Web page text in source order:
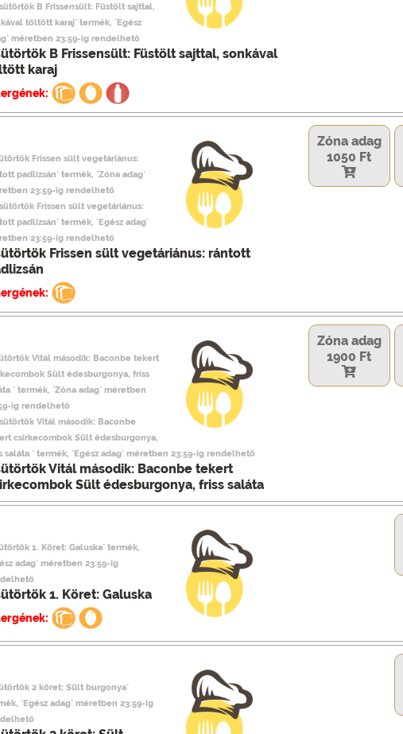
B Frissensült: Füstölt sajttal,
töltött karaj` termék, `Egész
méretben 23:59-ig rendelhető
B Frissensült: Füstölt sajttal, sonkával
karaj
Frissen sült vegetáriánus:
padlizsán` termék, `Zóna adag`
23:59-ig rendelhető
Frissen sült vegetáriánus:
padlizsán` termék, `Egész adag`
23:59-ig rendelhető
Frissen sült vegetáriánus: rántott
Zóna adag
1050 Ft
Vitál második: Baconbe tekert
Sült édesburgonya, friss
` termék, `Zóna adag` méretben
ig rendelhető
Vitál második: Baconbe
csirkecombok Sült édesburgonya,
saláta ` termék, `Egész adag` méretben 23:59-ig rendelhető
Vitál második: Baconbe tekert
Sült édesburgonya, friss saláta
Zóna adag
1900 Ft
1. Köret: Galuska` termék,
adag` méretben 23:59-ig
1. Köret: Galuska
2 köret: Sült burgonya`
`Egész adag` méretben 23:59-ig